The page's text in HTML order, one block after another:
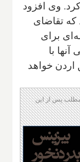
کرد. وی افزود
که تقاضای
برای
با
اردن خواهد
مطلب پس از این